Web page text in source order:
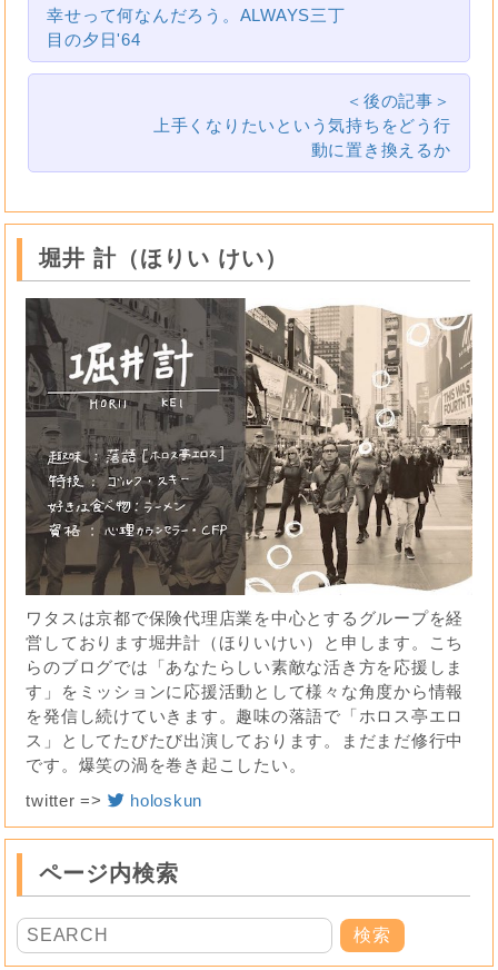
幸せって何なんだろう。ALWAYS三丁
目の夕日'64
＜後の記事＞
上手くなりたいという気持ちをどう行
動に置き換えるか
堀井 計（ほりい けい）
ワタスは京都で保険代理店業を中心とするグループを経
営しております堀井計（ほりいけい）と申します。こち
らのブログでは「あなたらしい素敵な活き方を応援しま
す」をミッションに応援活動として様々な角度から情報
を発信し続けていきます。趣味の落語で「ホロス亭エロ
ス」としてたびたび出演しております。まだまだ修行中
です。爆笑の渦を巻き起こしたい。
twitter =>
holoskun
ページ内検索